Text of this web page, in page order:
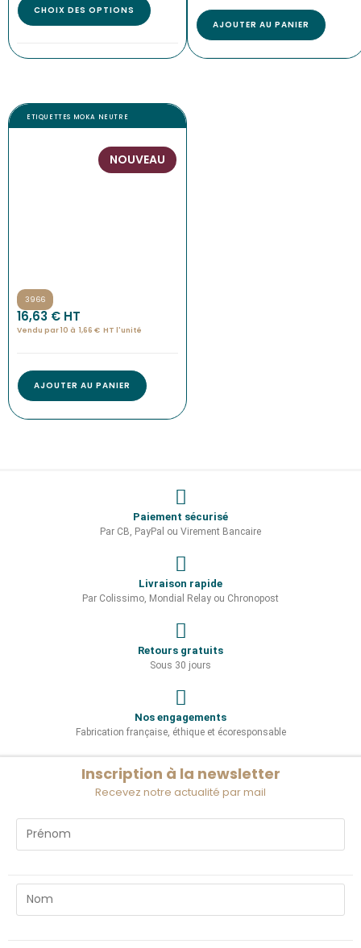
CHOIX DES OPTIONS
AJOUTER AU PANIER
ETIQUETTES MOKA NEUTRE
NOUVEAU
3966
16,63 € HT
Vendu par 10 à 1,66 € HT l'unité
AJOUTER AU PANIER
Paiement sécurisé
Par CB, PayPal ou Virement Bancaire
Livraison rapide
Par Colissimo, Mondial Relay ou Chronopost
Retours gratuits
Sous 30 jours
Nos engagements
Fabrication française, éthique et écoresponsable
Inscription à la newsletter
Recevez notre actualité par mail